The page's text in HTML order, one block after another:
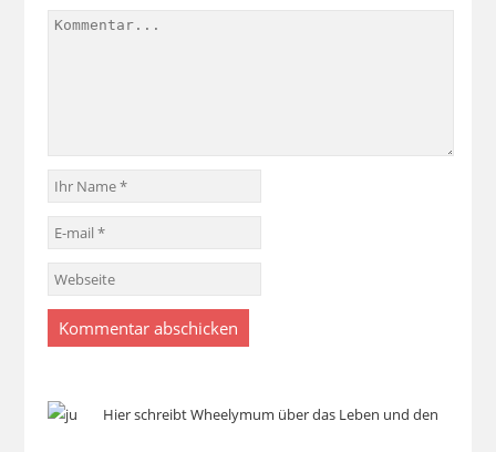
Hier schreibt Wheelymum über das Leben und den